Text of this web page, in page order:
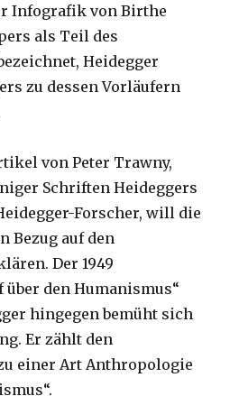
Infografik von Birthe
als Teil des
Heidegger
zu dessen Vorläufern
von Peter Trawny,
Schriften Heideggers
Forscher, will die
Bezug auf den
Der 1949
über den Humanismus“
hingegen bemüht sich
Er zählt den
einer Art Anthropologie